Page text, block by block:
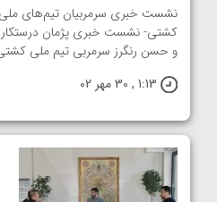
نشست خبری سرمربیان تیم‌های
کشتی- نشست خبری پژمان درستکار
و حسن رنگرز سرمربی تیم ملی
1:13 , 30 مهر 02